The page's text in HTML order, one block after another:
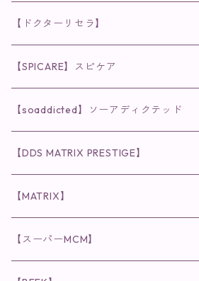
【ドクターリセラ】
◉AQUA VENUS
クレンジング・洗顔
化粧水
◉VI PLANTE
リキッド
ディフェンサー
◉ナチュリスティーアクレス
クレンジング
洗顔
◉インナーケア
食品
粒タイプ
◉cocochia
【SPICARE】スピケア
◉V3シリーズ
ファンデーション・ベース
クレンジング・洗顔
◉V3 VSPIC C Line
クレンジング・洗顔
化粧水
◉スピケアシリーズ
◉V.O.Sシリーズ
【soaddicted】ソーアディクテッド
ラッシュアディクト
まつ毛用美容液
眉毛用美容液
リップアディクト
唇用美容液
ヘアアディクト
【DDS MATRIX PRESTIGE】
スキンケアシリーズ
美容液
【MATRIX】
スキンケアシリーズ
【スーパーMCM】